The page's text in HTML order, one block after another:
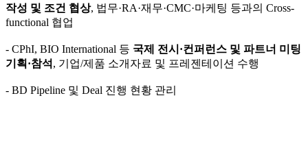
작성 및 조건 협상, 법무·RA·재무·CMC·마케팅 등과의 Cross-
functional 협업​
- CPhI, BIO International 등 국제 전시·컨퍼런스 및 파트너 미팅
기획 ·참석 , 기업/제품 소개자료 및 프레젠테이션 수행​
- BD Pipeline 및 Deal 진행 현황 관리